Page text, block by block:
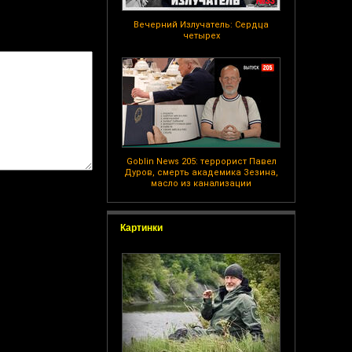
Вечерний Излучатель: Сердца
четырех
Goblin News 205: террорист Павел
Дуров, смерть академика Зезина,
масло из канализации
Картинки